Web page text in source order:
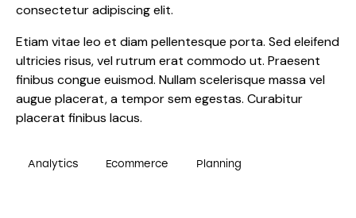
consectetur adipiscing elit.
Etiam vitae leo et diam pellentesque porta. Sed eleifend
ultricies risus, vel rutrum erat commodo ut. Praesent
finibus congue euismod. Nullam scelerisque massa vel
augue placerat, a tempor sem egestas. Curabitur
placerat finibus lacus.
Analytics Ecommerce Planning